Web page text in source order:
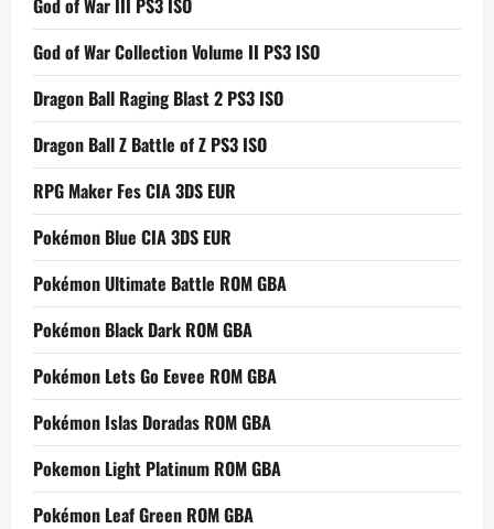
God of War Collection Volume II PS3 ISO
Dragon Ball Raging Blast 2 PS3 ISO
Dragon Ball Z Battle of Z PS3 ISO
RPG Maker Fes CIA 3DS EUR
Pokémon Blue CIA 3DS EUR
Pokémon Ultimate Battle ROM GBA
Pokémon Black Dark ROM GBA
Pokémon Lets Go Eevee ROM GBA
Pokémon Islas Doradas ROM GBA
Pokemon Light Platinum ROM GBA
Pokémon Leaf Green ROM GBA